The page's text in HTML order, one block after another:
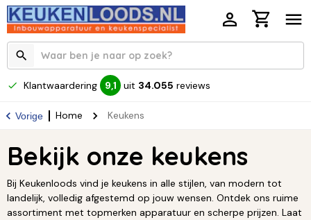
Klantwaardering 9,1 uit 34.055 reviews
Vorige Home Keukens
Bekijk onze keukens
Bij Keukenloods vind je keukens in alle stijlen, van modern tot
landelijk, volledig afgestemd op jouw wensen. Ontdek ons ruime
assortiment met topmerken apparatuur en scherpe prijzen. Laat